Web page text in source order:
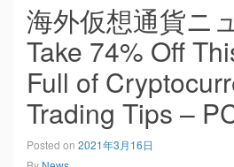
海外仮想通貨ニ
Take 74% Off
Full of
Trading Tips –
Posted on 2021年3月16日